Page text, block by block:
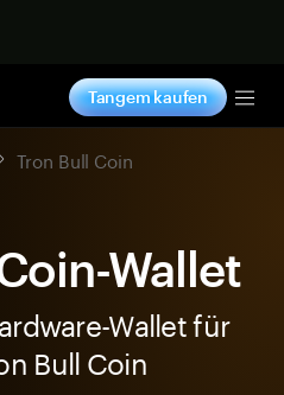
Tangem kaufen
Tron Bull Coin
Wallet
Wallet für
Bull Coin